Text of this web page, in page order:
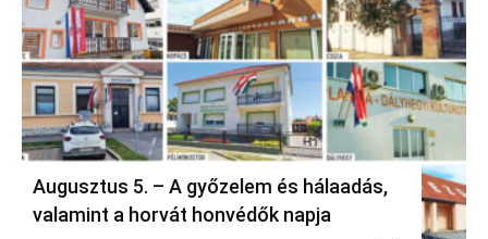
Augusztus 5. – A győzelem és hálaadás,
valamint a horvát honvédők napja